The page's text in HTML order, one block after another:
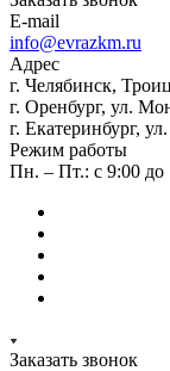
E-mail
info@evrazkm.ru
Адрес
г. Челябинск,
г. Оренбург, ул.
г. Екатеринбург,
Режим работы
Пн. – Пт.: с 9:00 до
Заказать звонок